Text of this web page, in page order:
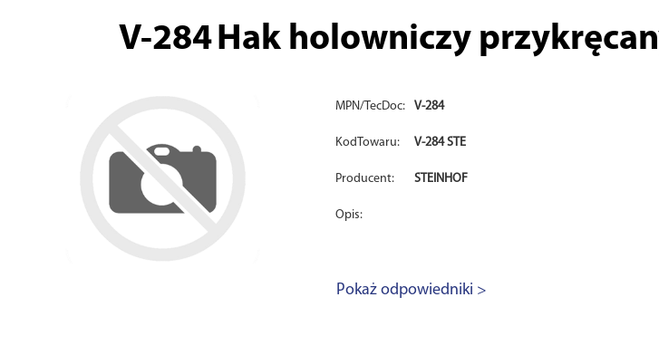
V-284Hak holowniczy
MPN/TecDoc: V-284
KodTowaru: V-284 STE
Producent: STEINHOF
Opis:
Pokaż odpowiedniki >